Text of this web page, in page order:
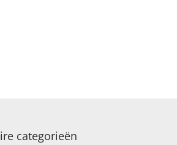
categorieën